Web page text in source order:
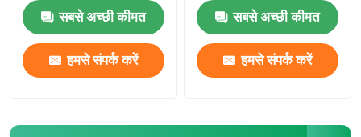
सबसे अच्छी कीमत
हमसे संपर्क करें
सबसे अच्छी कीमत
हमसे संपर्क करें